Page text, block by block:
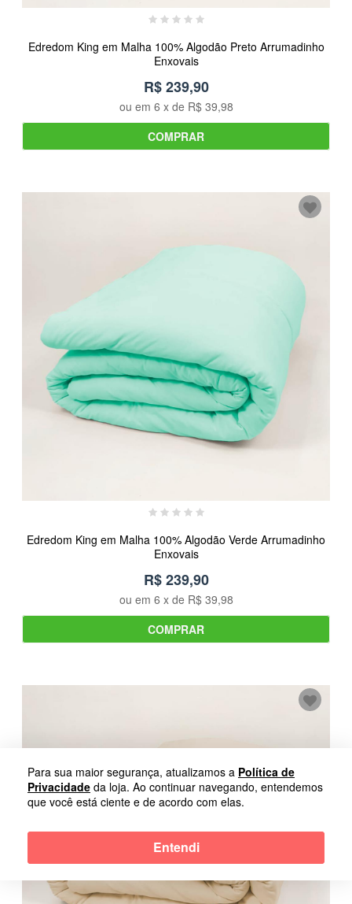
Edredom King em Malha 100% Algodão Preto Arrumadinho
Enxovais
R$ 239,90
ou em 6 x de R$ 39,98
COMPRAR
Edredom King em Malha 100% Algodão Verde Arrumadinho
Enxovais
R$ 239,90
ou em 6 x de R$ 39,98
COMPRAR
Para sua maior segurança, atualizamos a Política de
Privacidade da loja. Ao continuar navegando, entendemos
que você está ciente e de acordo com elas.
Entendi